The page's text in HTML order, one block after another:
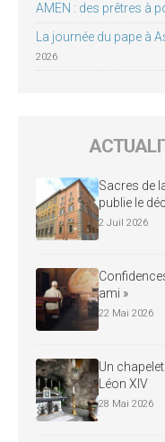
AMEN : des prêtres à
La journée du pape à
2026
Sacres de
publie le
2 Juil 2026
ami »
22 Mai 2026
Un
Léon XIV
28 Mai 2026